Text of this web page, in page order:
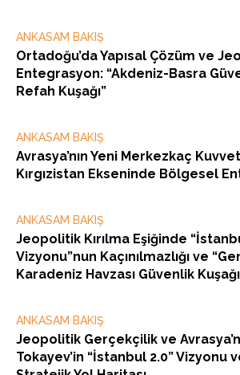
ANKASAM BAKIŞ
Ortadoğu’da Yapısal Çözüm ve
Entegrasyon: “Akdeniz-Basra
Refah Kuşağı”
ANKASAM BAKIŞ
Avrasya’nın Yeni Merkezkaç
Kırgızistan Ekseninde Bölgesel
ANKASAM BAKIŞ
Jeopolitik Kırılma Eşiğinde
Vizyonu”nun Kaçınılmazlığı ve
Karadeniz Havzası Güvenlik
ANKASAM BAKIŞ
Jeopolitik Gerçekçilik ve
Tokayev’in “İstanbul 2.0” Vizyonu